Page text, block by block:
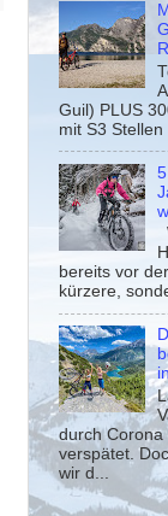
Guil) PLUS
mit S3 Stellen
bereits vor
kürzere,
durch Corona
verspätet.
wir d...